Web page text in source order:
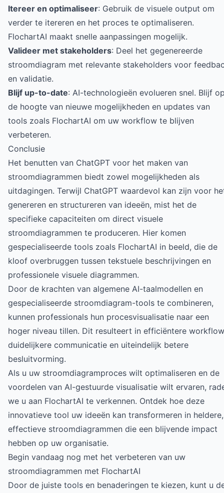
Itereer en optimaliseer: Gebruik de visuele output om
verder te itereren en het proces te optimaliseren.
FlochartAI maakt snelle aanpassingen mogelijk.
Valideer met stakeholders: Deel het gegenereerde
stroomdiagram met relevante stakeholders voor
en validatie.
Blijf up-to-date: AI-technologieën evolueren snel. Blijf
de hoogte van nieuwe mogelijkheden en updates van
tools zoals FlochartAI om uw workflow te blijven
verbeteren.
Conclusie
Het benutten van ChatGPT voor het maken van
stroomdiagrammen biedt zowel mogelijkheden als
uitdagingen. Terwijl ChatGPT waardevol kan zijn voor
genereren en structureren van ideeën, mist het de
specifieke capaciteiten om direct visuele
stroomdiagrammen te produceren. Hier komen
gespecialiseerde tools zoals FlochartAI in beeld, die de
kloof overbruggen tussen tekstuele beschrijvingen en
professionele visuele diagrammen.
Door de krachten van algemene AI-taalmodellen en
gespecialiseerde stroomdiagram-tools te combineren,
kunnen professionals hun procesvisualisatie naar een
hoger niveau tillen. Dit resulteert in efficiëntere
duidelijkere communicatie en uiteindelijk betere
besluitvorming.
Als u uw stroomdiagramproces wilt optimaliseren en de
voordelen van AI-gestuurde visualisatie wilt ervaren,
we u aan FlochartAI te verkennen. Ontdek hoe deze
innovatieve tool uw ideeën kan transformeren in heldere,
effectieve stroomdiagrammen die een blijvende impact
hebben op uw organisatie.
Begin vandaag nog met het verbeteren van uw
stroomdiagrammen met FlochartAI
Door de juiste tools en benaderingen te kiezen, kunt u